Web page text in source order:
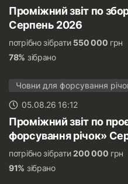
Проміжний звіт по
Серпень 2026
потрібно зібрати 550 000 грн
78% зібрано
Човни для форсування
05.08.26 16:12
Проміжний звіт по
форсування річок»
потрібно зібрати200 000 грн
91% зібрано